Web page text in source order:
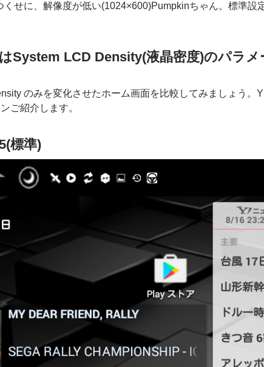
くせに、解像度が低い(1024×600)Pumpkinちゃん。標準設
System LCD Density(液晶密度)のパラ
のみを変化させたホーム画面を比較してみましょう。
ご紹介します。
標準)